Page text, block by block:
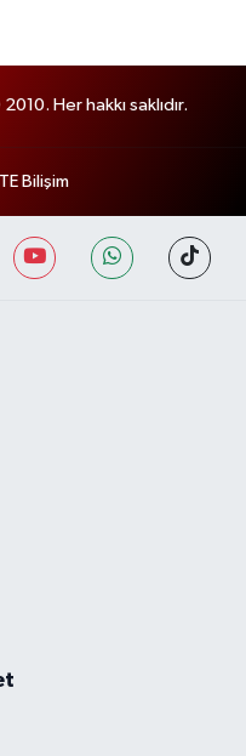
Her hakkı saklıdır.
TE Bilişim